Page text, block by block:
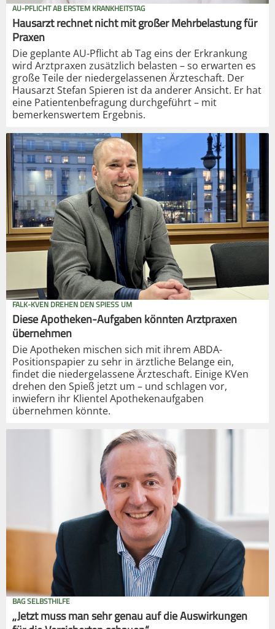
AU-PFLICHT AB ERSTEM KRANKHEITSTAG
Hausarzt rechnet nicht mit großer Mehrbelastung für
Praxen
Die geplante AU-Pflicht ab Tag eins der Erkrankung
wird Arztpraxen zusätzlich belasten – so erwarten es
große Teile der niedergelassenen Ärzteschaft. Der
Hausarzt Stefan Spieren ist da anderer Ansicht. Er hat
eine Patientenbefragung durchgeführt – mit
bemerkenswertem Ergebnis.
FALK-KVEN DREHEN DEN SPIESS UM
Diese Apotheken-Aufgaben könnten Arztpraxen
übernehmen
Die Apotheken mischen sich mit ihrem ABDA-
Positionspapier zu sehr in ärztliche Belange ein,
findet die niedergelassene Ärzteschaft. Einige KVen
drehen den Spieß jetzt um – und schlagen vor,
inwiefern ihr Klientel Apothekenaufgaben
übernehmen könnte.
BAG SELBSTHILFE
„Jetzt muss man sehr genau auf die Auswirkungen